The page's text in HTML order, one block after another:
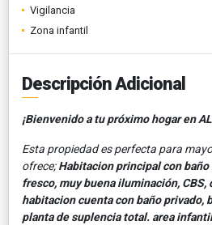
Vigilancia
Zona infantil
Descripción Adicional
¡Bienvenido a tu próximo hogar en
Esta propiedad es perfecta para
ofrece;Habitacion principal con
fresco, muy buena iluminación, CBS,
habitacion cuenta con baño privado,
planta de suplencia total. area